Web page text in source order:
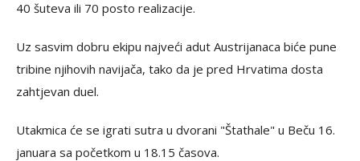
40 šuteva ili 70 posto realizacije.
Uz sasvim dobru ekipu najveći adut Austrijanaca biće pune
tribine njihovih navijača, tako da je pred Hrvatima dosta
zahtjevan duel.
Utakmica će se igrati sutra u dvorani "Štathale" u Beču 16.
januara sa početkom u 18.15 časova.